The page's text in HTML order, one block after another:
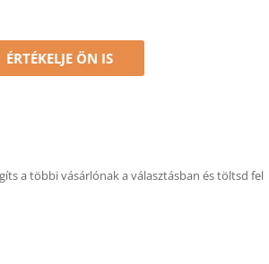
ÉRTÉKELJE ÖN IS
a többi vásárlónak a választásban és töltsd fel